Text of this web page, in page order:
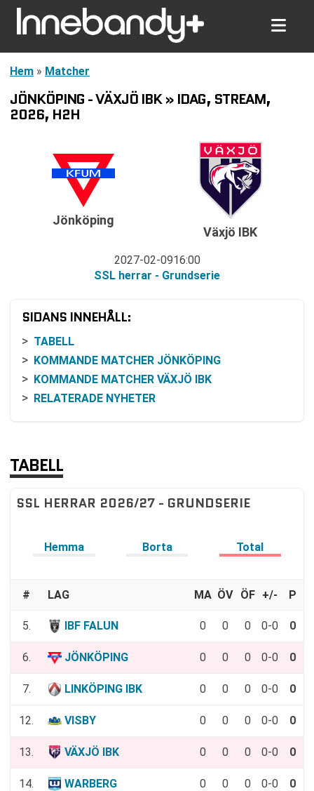
Hem » Matcher
JÖNKÖPING - VÄXJÖ IBK » IDAG, STREAM,
2026, H2H
Jönköping
2027-02-0916:00
SSL herrar - Grundserie
Växjö IBK
SIDANS INNEHÅLL:
TABELL
KOMMANDE MATCHER JÖNKÖPING
KOMMANDE MATCHER VÄXJÖ IBK
RELATERADE NYHETER
TABELL
SSL HERRAR 2026/27 - GRUNDSERIE
Hemma Borta Total
# LAG MA ÖV ÖF +/- P
5. IBF FALUN 0 0 0 0-0 0
6. JÖNKÖPING 0 0 0 0-0 0
7. LINKÖPING IBK 0 0 0 0-0 0
12. VISBY 0 0 0 0-0 0
13. VÄXJÖ IBK 0 0 0 0-0 0
14. WARBERG 0 0 0 0-0 0